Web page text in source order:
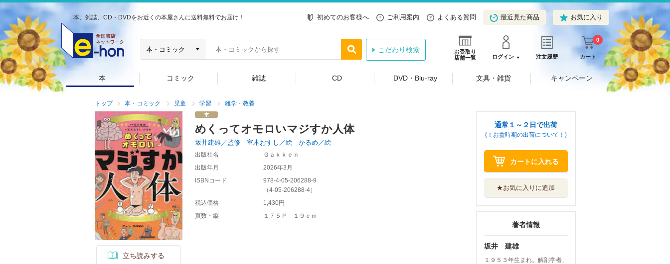
本、雑誌、CD・DVDをお近くの本屋さんに送料無料でお届け！ 初めてのお客様へ ご利用案内 よくある質問 最近見た商品 お気に入り
お受取り
店舗一覧
ログイン 注文履歴 カート
0
こだわり検索
本 コミック 雑誌 CD DVD・Blu-ray 文具・雑貨 キャンペーン
トップ 本・コミック 児童 学習 雑学・教養
立ち読みする
めくってオモロいマジすか人体
坂井建雄／監修 室木おすし／絵 かるめ／絵
出版社名
Ｇａｋｋｅｎ
出版年月
2026年3月
ISBNコード
978-4-05-206288-9
（4-05-206288-4）
税込価格
1,430円
頁数・縦
１７５Ｐ １９ｃｍ
通常１～２日で出荷
(！お盆時期の出荷について！)
カートに入れる
★お気に入りに追加
著者情報
坂井 建雄
１９５３年生まれ。解剖学者、